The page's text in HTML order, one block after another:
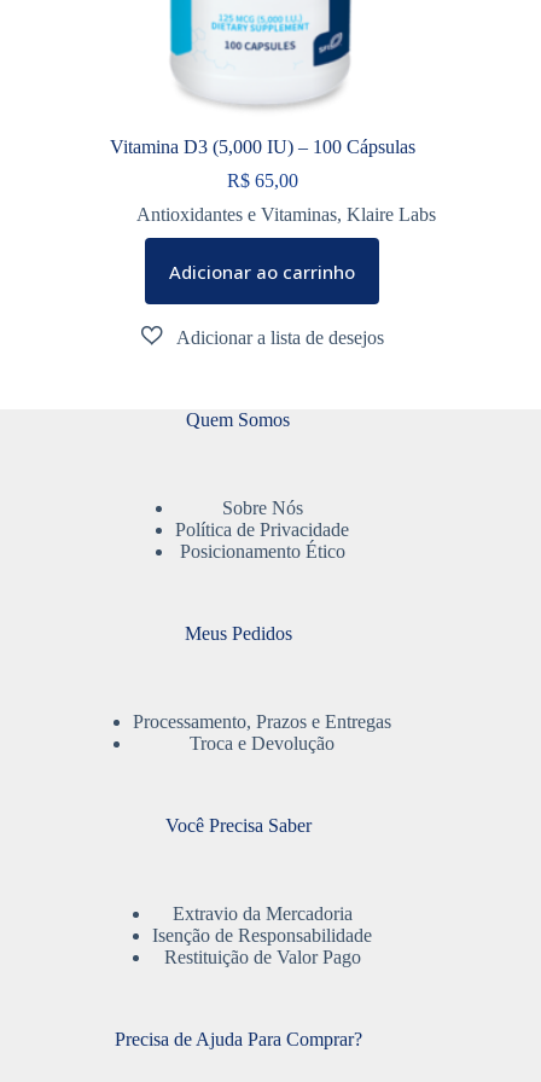
Vitamina D3 (5,000 IU) – 100 Cápsulas
R$65,00
Antioxidantes e Vitaminas,Klaire Labs
Adicionar ao carrinho
Quem Somos
Sobre Nós
Política de Privacidade
Posicionamento Ético
Meus Pedidos
Processamento, Prazos e Entregas
Troca e Devolução
Você Precisa Saber
Extravio da Mercadoria
Isenção de Responsabilidade
Restituição de Valor Pago
Precisa de Ajuda Para Comprar?